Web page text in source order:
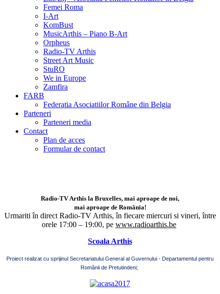
Femei Roma
I-Art
KomBust
MusicArthis – Piano B-Art
Orpheus
Radio-TV Arthis
Street Art Music
StuRO
We in Europe
Zamfira
FARB
Federatia Asociatiilor Române din Belgia
Parteneri
Parteneri media
Contact
Plan de acces
Formular de contact
Radio-TV Arthis la Bruxelles, mai aproape de noi,
mai aproape de România!
Urmariti în direct Radio-TV Arthis, în fiecare miercuri si vineri, între
orele 17:00 – 19:00, pe www.radioarthis.be
Scoala Arthis
Proiect realizat cu sprijinul Secretariatului General al Guvernului - Departamentul pentru
Românii de Pretutindeni;